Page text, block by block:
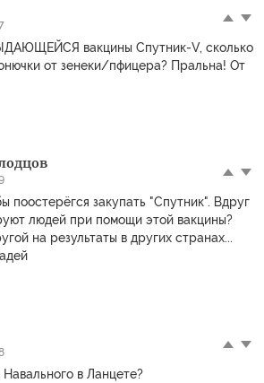
вакцины Спутник-V, сколько
от зенеки/пфицера? Пральна! От
поостерёгся закупать "Спутник". Вдруг
людей при помощи этой вакцины?
на результаты в других странах...
в Ланцете?